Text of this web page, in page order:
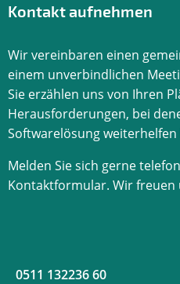
Kontakt aufnehmen
Wir vereinbaren einen
einem unverbindlichen
Sie erzählen uns von Ihren
Herausforderungen, bei
Softwarelösung weiterhelfen
Melden Sie sich gerne
Kontaktformular. Wir freuen
0511 132236 60